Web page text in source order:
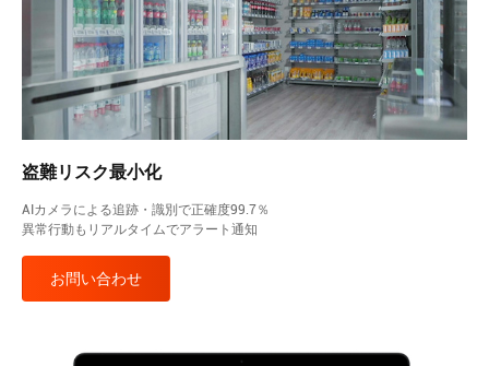
盗難リスク最小化
AIカメラによる追跡・識別で正確度99.7％
異常行動もリアルタイムでアラート通知
お問い合わせ